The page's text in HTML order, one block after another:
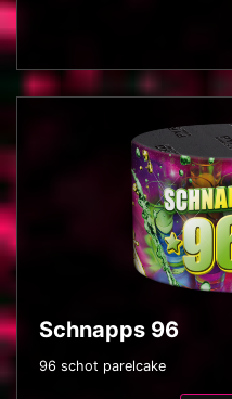
Schnapps 96
96 schot parelcake